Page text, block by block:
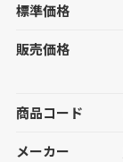
標準価格
販売価格
商品コード
メーカー